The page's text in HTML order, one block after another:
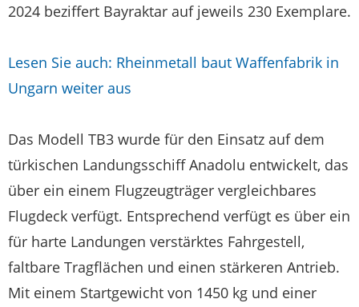
2024 beziffert Bayraktar auf jeweils 230 Exemplare.
Lesen Sie auch: Rheinmetall baut Waffenfabrik in
Ungarn weiter aus
Das Modell TB3 wurde für den Einsatz auf dem
türkischen Landungsschiff Anadolu entwickelt, das
über ein einem Flugzeugträger vergleichbares
Flugdeck verfügt. Entsprechend verfügt es über ein
für harte Landungen verstärktes Fahrgestell,
faltbare Tragflächen und einen stärkeren Antrieb.
Mit einem Startgewicht von 1450 kg und einer